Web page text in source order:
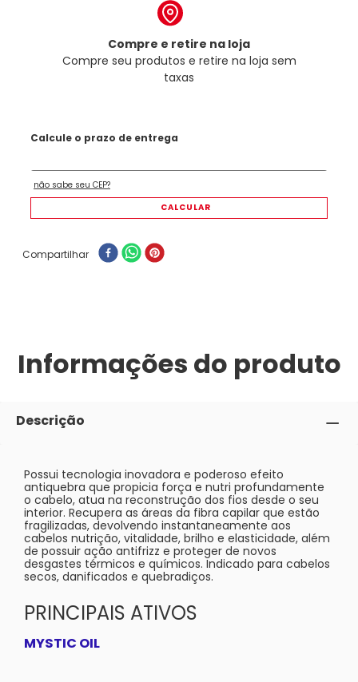
Compre e retire na loja
Compre seu produtos e retire na loja sem
taxas
Compartilhar
Informações do produto
Descrição
Possui tecnologia inovadora e poderoso efeito
antiquebra que propicia força e nutri profundamente
o cabelo, atua na reconstrução dos fios desde o seu
interior. Recupera as áreas da fibra capilar que estão
fragilizadas, devolvendo instantaneamente aos
cabelos nutrição, vitalidade, brilho e elasticidade, além
de possuir ação antifrizz e proteger de novos
desgastes térmicos e químicos. Indicado para cabelos
secos, danificados e quebradiços.
PRINCIPAIS ATIVOS
MYSTIC OIL